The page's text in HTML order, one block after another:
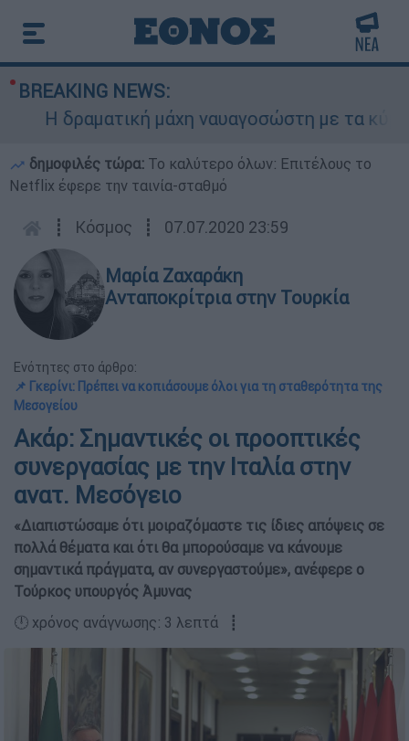
BREAKING NEWS:
Η δραματική μάχη ναυαγοσώστη με τα κύματα
δημοφιλές τώρα: Το καλύτερο όλων: Επιτέλους το
Netflix έφερε την ταινία-σταθμό
┋ Κόσμος ┋ 07.07.2020 23:59
Μαρία Ζαχαράκη
Ανταποκρίτρια στην Τουρκία
Ενότητες στο άρθρο:
📌 Γκερίνι: Πρέπει να κοπιάσουμε όλοι για τη σταθερότητα της
Μεσογείου
Ακάρ: Σημαντικές οι προοπτικές
συνεργασίας με την Ιταλία στην
ανατ. Μεσόγειο
«Διαπιστώσαμε ότι μοιραζόμαστε τις ίδιες απόψεις σε
πολλά θέματα και ότι θα μπορούσαμε να κάνουμε
σημαντικά πράγματα, αν συνεργαστούμε», ανέφερε ο
Τούρκος υπουργός Άμυνας
🕛 χρόνος ανάγνωσης: 3 λεπτά ┋